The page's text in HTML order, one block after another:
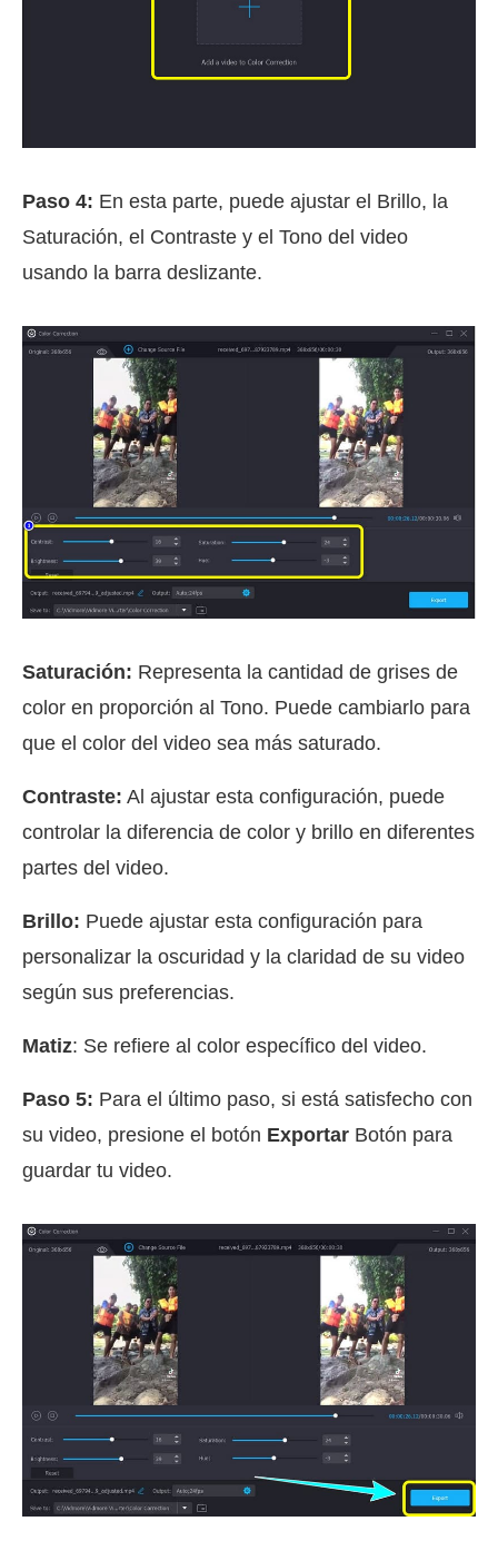
Paso 4: En esta parte, puede ajustar el Brillo, la
Saturación, el Contraste y el Tono del video
usando la barra deslizante.
Saturación: Representa la cantidad de grises de
color en proporción al Tono. Puede cambiarlo para
que el color del video sea más saturado.
Contraste: Al ajustar esta configuración, puede
controlar la diferencia de color y brillo en diferentes
partes del video.
Brillo: Puede ajustar esta configuración para
personalizar la oscuridad y la claridad de su video
según sus preferencias.
Matiz: Se refiere al color específico del video.
Paso 5: Para el último paso, si está satisfecho con
su video, presione el botón Exportar Botón para
guardar tu video.